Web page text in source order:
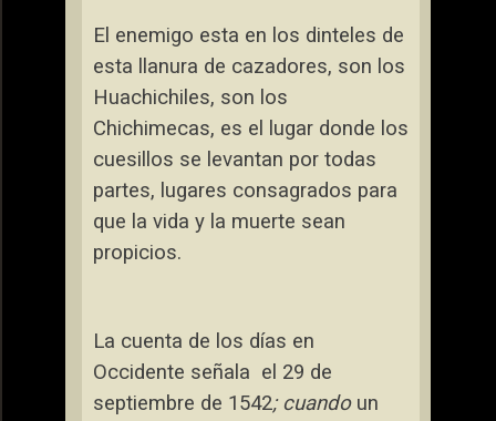
El enemigo esta en los dinteles de
esta llanura de cazadores, son los
Huachichiles, son los
Chichimecas, es el lugar donde los
cuesillos se levantan por todas
partes, lugares consagrados para
que la vida y la muerte sean
propicios.
La cuenta de los días en
Occidente señala el 29 de
septiembre de 1542; cuando un